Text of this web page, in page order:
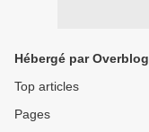
Hébergé par Overblog
Top articles
Pages